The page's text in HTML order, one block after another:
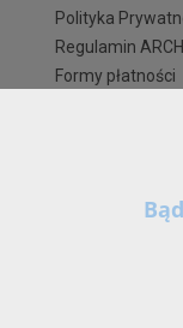
Polityka
Regulamin
Formy płatności